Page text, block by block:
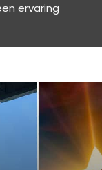
ervaring